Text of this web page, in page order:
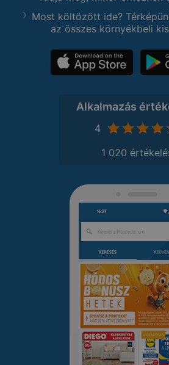
Most költözött ide?
az összes környékbeli
Alkalmazás
4
1 020